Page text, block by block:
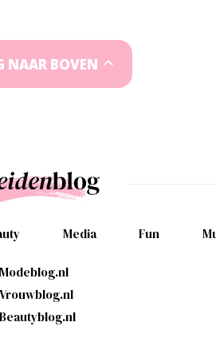
NAAR BOVEN
Media Fun
Modeblog.nl
Vrouwblog.nl
Beautyblog.nl